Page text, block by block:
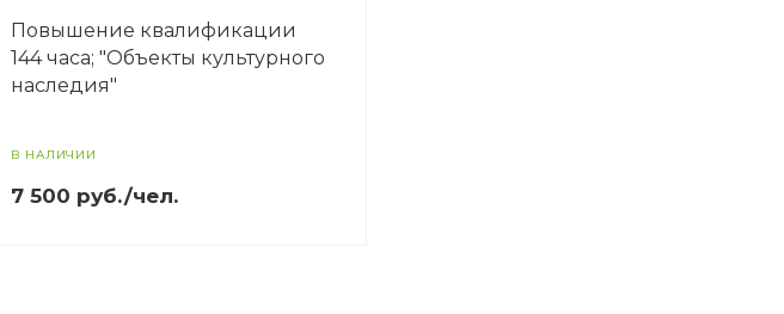
Повышение квалификации
144 часа; "Объекты культурного
наследия"
В НАЛИЧИИ
7 500 руб./чел.